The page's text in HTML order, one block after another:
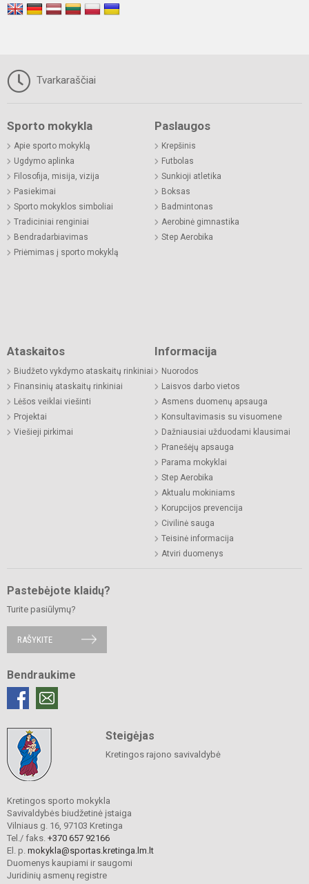
Tvarkaraščiai
Sporto mokykla
Apie sporto mokyklą
Ugdymo aplinka
Filosofija, misija, vizija
Pasiekimai
Sporto mokyklos simboliai
Tradiciniai renginiai
Bendradarbiavimas
Priėmimas į sporto mokyklą
Paslaugos
Krepšinis
Futbolas
Sunkioji atletika
Boksas
Badmintonas
Aerobinė gimnastika
Step Aerobika
Ataskaitos
Biudžeto vykdymo ataskaitų rinkiniai
Finansinių ataskaitų rinkiniai
Lėšos veiklai viešinti
Projektai
Viešieji pirkimai
Informacija
Nuorodos
Laisvos darbo vietos
Asmens duomenų apsauga
Konsultavimasis su visuomene
Dažniausiai užduodami klausimai
Pranešėjų apsauga
Parama mokyklai
Step Aerobika
Aktualu mokiniams
Korupcijos prevencija
Civilinė sauga
Teisinė informacija
Atviri duomenys
Pastebėjote klaidų?
Turite pasiūlymų?
RAŠYKITE
Bendraukime
Steigėjas
Kretingos rajono savivaldybė
Kretingos sporto mokykla
Savivaldybės biudžetinė įstaiga
Vilniaus g. 16, 97103 Kretinga
Tel./ faks. +370 657 92166
El. p. mokykla@sportas.kretinga.lm.lt
Duomenys kaupiami ir saugomi
Juridinių asmenų registre